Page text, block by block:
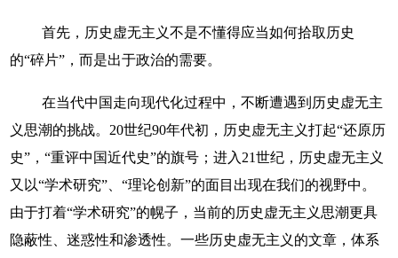
首先，历史虚无主义不是不懂得应当如何拾取历史
的“碎片”，而是出于政治的需要。
在当代中国走向现代化过程中，不断遭遇到历史虚无主
义思潮的挑战。20世纪90年代初，历史虚无主义打起“还原历
史”，“重评中国近代史”的旗号；进入21世纪，历史虚无主义
又以“学术研究”、“理论创新”的面目出现在我们的视野中。
由于打着“学术研究”的幌子，当前的历史虚无主义思潮更具
隐蔽性、迷惑性和渗透性。一些历史虚无主义的文章，体系